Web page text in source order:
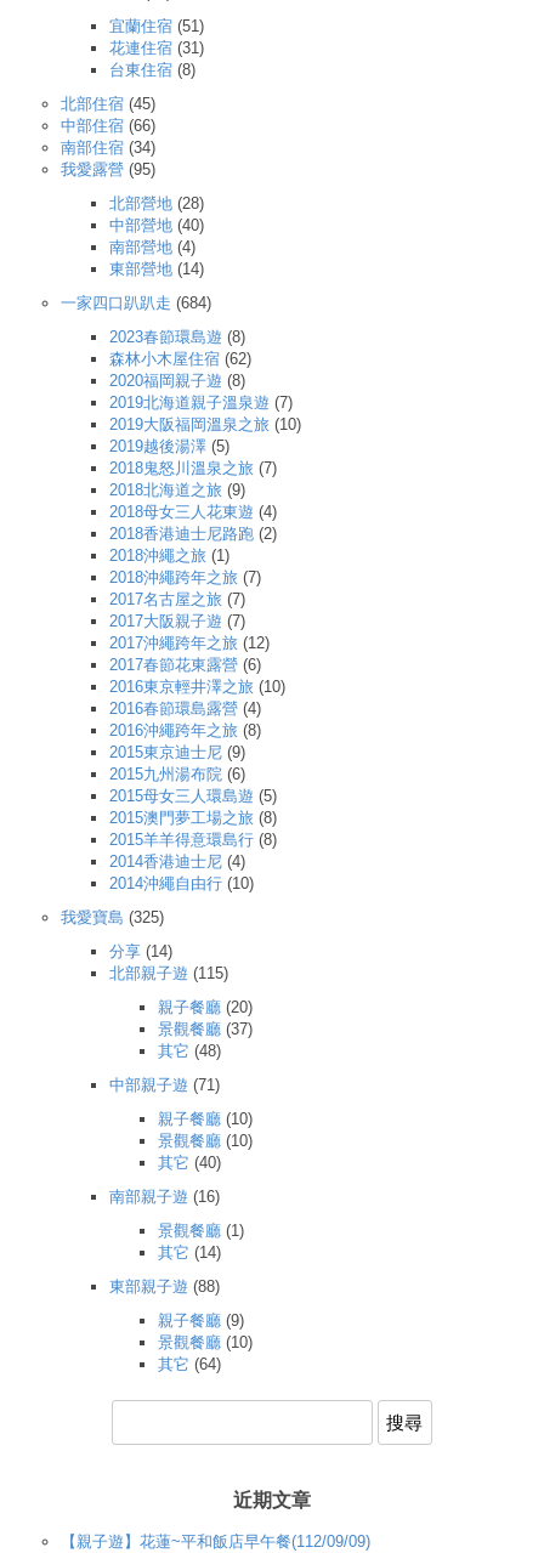
宜蘭住宿 (51)
花連住宿 (31)
台東住宿 (8)
北部住宿 (45)
中部住宿 (66)
南部住宿 (34)
我愛露營 (95)
北部營地 (28)
中部營地 (40)
南部營地 (4)
東部營地 (14)
一家四口趴趴走 (684)
2023春節環島遊 (8)
森林小木屋住宿 (62)
2020福岡親子遊 (8)
2019北海道親子溫泉遊 (7)
2019大阪福岡溫泉之旅 (10)
2019越後湯澤 (5)
2018鬼怒川溫泉之旅 (7)
2018北海道之旅 (9)
2018母女三人花東遊 (4)
2018香港迪士尼路跑 (2)
2018沖繩之旅 (1)
2018沖繩跨年之旅 (7)
2017名古屋之旅 (7)
2017大阪親子遊 (7)
2017沖繩跨年之旅 (12)
2017春節花東露營 (6)
2016東京輕井澤之旅 (10)
2016春節環島露營 (4)
2016沖繩跨年之旅 (8)
2015東京迪士尼 (9)
2015九州湯布院 (6)
2015母女三人環島遊 (5)
2015澳門夢工場之旅 (8)
2015羊羊得意環島行 (8)
2014香港迪士尼 (4)
2014沖繩自由行 (10)
我愛寶島 (325)
分享 (14)
北部親子遊 (115)
親子餐廳 (20)
景觀餐廳 (37)
其它 (48)
中部親子遊 (71)
親子餐廳 (10)
景觀餐廳 (10)
其它 (40)
南部親子遊 (16)
景觀餐廳 (1)
其它 (14)
東部親子遊 (88)
親子餐廳 (9)
景觀餐廳 (10)
其它 (64)
近期文章
【親子遊】花蓮~平和飯店早午餐(112/09/09)